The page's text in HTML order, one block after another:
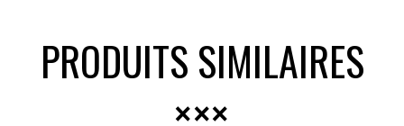
PRODUITS SIMILAIRES